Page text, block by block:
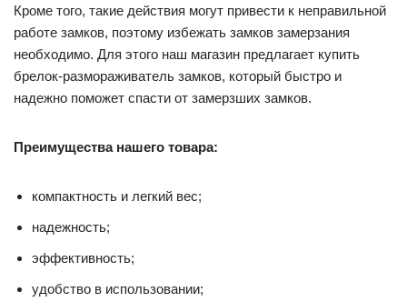
Кроме того, такие действия могут привести к неправильной
работе замков, поэтому избежать замков замерзания
необходимо. Для этого наш магазин предлагает купить
брелок-размораживатель замков, который быстро и
надежно поможет спасти от замерзших замков.
Преимущества нашего товара:
компактность и легкий вес;
надежность;
эффективность;
удобство в использовании;